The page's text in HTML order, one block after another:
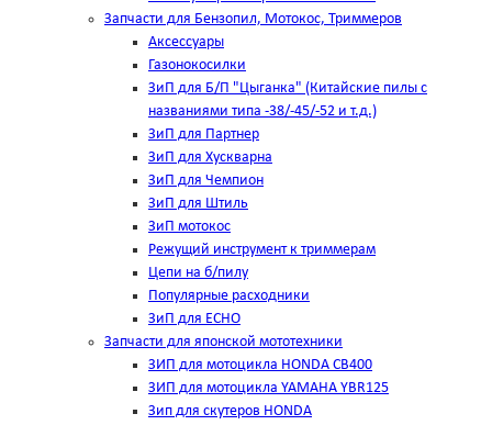
Запчасти для Бензопил, Мотокос, Триммеров
Аксессуары
Газонокосилки
ЗиП для Б/П "Цыганка" (Китайские пилы с
названиями типа -38/-45/-52 и т.д.)
ЗиП для Партнер
ЗиП для Хускварна
ЗиП для Чемпион
ЗиП для Штиль
ЗиП мотокос
Режущий инструмент к триммерам
Цепи на б/пилу
Популярные расходники
ЗиП для ЕСНО
Запчасти для японской мототехники
ЗИП для мотоцикла HONDA CB400
ЗИП для мотоцикла YAMAHA YBR125
Зип для скутеров HONDA